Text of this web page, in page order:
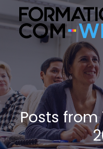
Posts from